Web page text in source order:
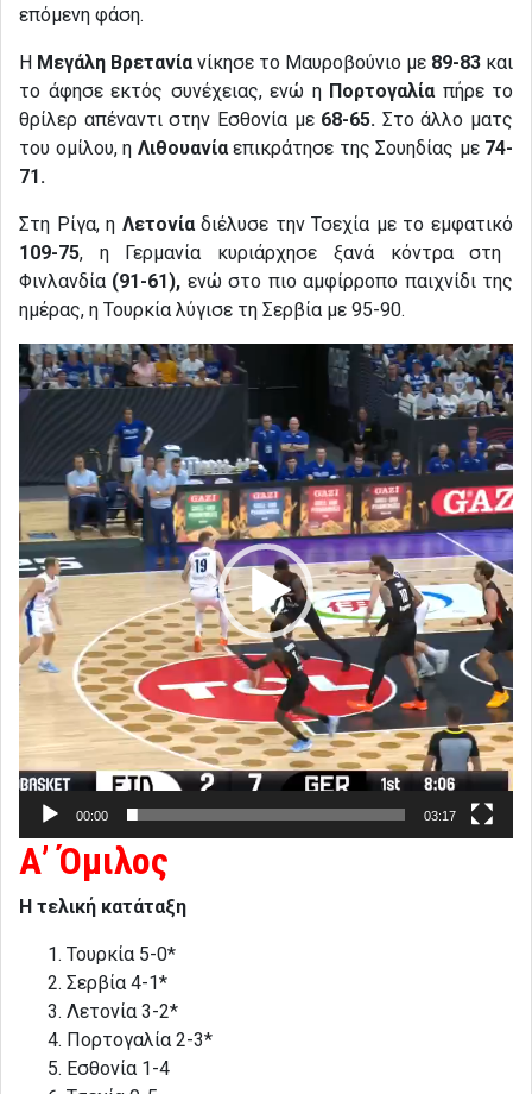
επόμενη φάση.
Η Μεγάλη Βρετανίανίκησε το Μαυροβούνιο με 89-83 και
το άφησε εκτός συνέχειας, ενώ η Πορτογαλίαπήρε το
θρίλερ απέναντι στην Εσθονία με68-65. Στο άλλο ματς
του ομίλου, η Λιθουανίαεπικράτησε της Σουηδίας με74-
71.
Στη Ρίγα, η Λετονίαδιέλυσε την Τσεχία με το εμφατικό
109-75, η Γερμανία κυριάρχησε ξανά κόντρα στη
Φινλανδία (91-61), ενώ στο πιο αμφίρροπο παιχνίδι της
ημέρας, η Τουρκία λύγισε τη Σερβία με 95-90.
Πρόγραμμα
Αναπαραγωγής
00:00 03:17
Α’ Όμιλος
Η τελική κατάταξη
Τουρκία 5-0*
Σερβία 4-1*
Λετονία 3-2*
Πορτογαλία 2-3*
Εσθονία 1-4